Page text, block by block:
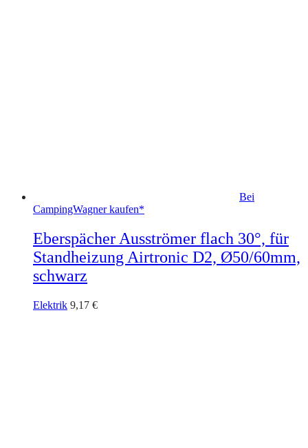
Bei
CampingWagner kaufen*
Eberspächer Ausströmer flach 30°, für
Standheizung Airtronic D2, Ø50/60mm,
schwarz
Elektrik 9,17 €